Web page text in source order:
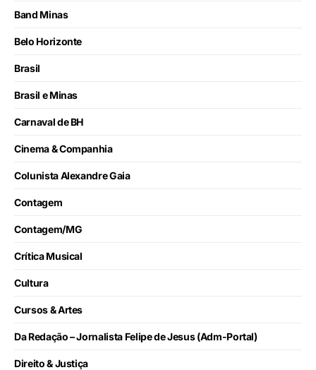
Band Minas
Belo Horizonte
Brasil
Brasil e Minas
Carnaval de BH
Cinema & Companhia
Colunista Alexandre Gaia
Contagem
Contagem/MG
Crítica Musical
Cultura
Cursos & Artes
Da Redação – Jornalista Felipe de Jesus (Adm-Portal)
Direito & Justiça